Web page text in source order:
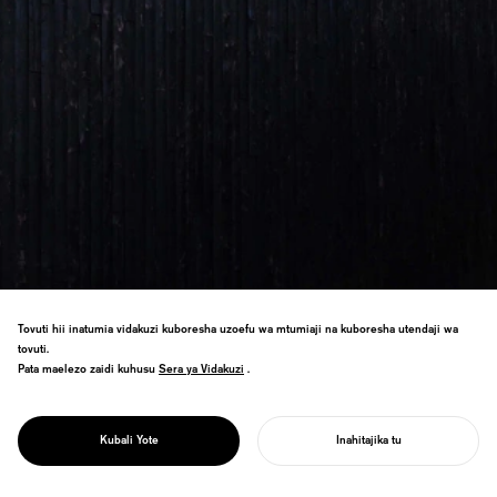
NYUMBA YA
SACHI
miongoni mwa heshima nyingine za
Tovuti hii inatumia vidakuzi kuboresha uzoefu wa mtumiaji na kuboresha utendaji wa
tovuti.
Pata maelezo zaidi kuhusu Sera ya Vidakuzi
Sera ya Vidakuzi .
Kubali Yote Inahitajika tu